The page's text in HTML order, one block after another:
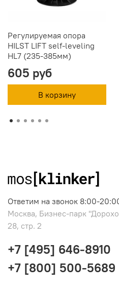
Регулируемая опора
HILST LIFT self-leveling
HL7 (235-385мм)
605 руб
В корзину
Ответим на звонок 8:00-
Москва, Бизнес-парк
28, стр. 2
+7 [495] 646-8910
+7 [800] 500-5689